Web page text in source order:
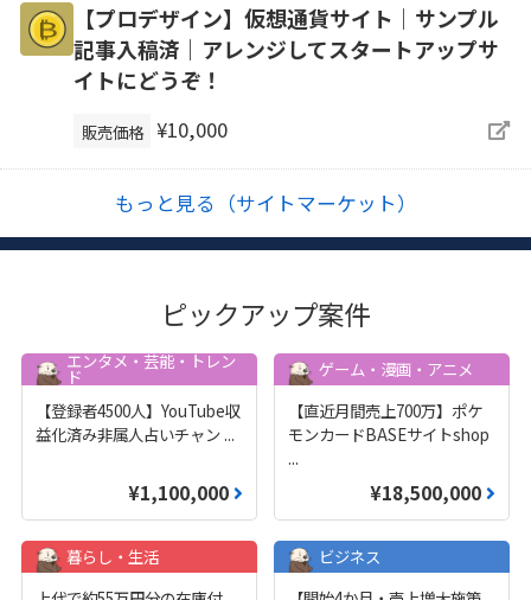
【プロデザイン】仮想通貨サイト｜サンプル
記事入稿済｜アレンジしてスタートアップサ
イトにどうぞ！
販売価格 ¥10,000
もっと見る（サイトマーケット）
ピックアップ案件
エンタメ・芸能・トレン
ド
【登録者4500人】YouTube収
益化済み非属人占いチャン ...
¥1,100,000
ゲーム・漫画・アニメ
【直近月間売上700万】ポケ
モンカードBASEサイトshop
...
¥18,500,000
暮らし・生活
ビジネス